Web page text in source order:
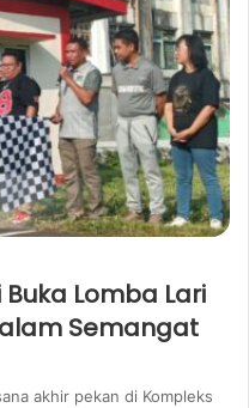
Lomba Lari
Semangat
akhir pekan di Kompleks